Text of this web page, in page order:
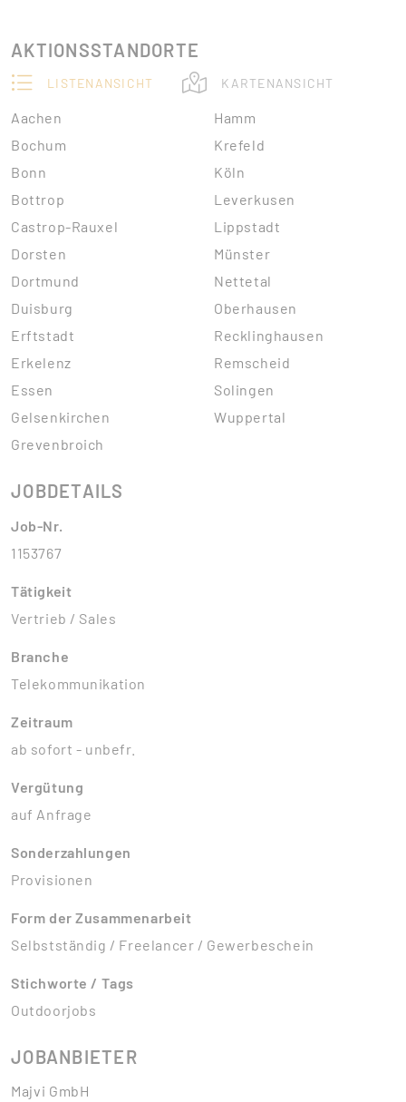
AKTIONSSTANDORTE
LISTENANSICHT KARTENANSICHT
Aachen
Bochum
Bonn
Bottrop
Castrop-Rauxel
Dorsten
Dortmund
Duisburg
Erftstadt
Erkelenz
Essen
Gelsenkirchen
Grevenbroich
Hamm
Krefeld
Köln
Leverkusen
Lippstadt
Münster
Nettetal
Oberhausen
Recklinghausen
Remscheid
Solingen
Wuppertal
JOBDETAILS
Job-Nr.
1153767
Tätigkeit
Vertrieb / Sales
Branche
Telekommunikation
Zeitraum
ab sofort - unbefr.
Vergütung
auf Anfrage
Sonderzahlungen
Provisionen
Form der Zusammenarbeit
Selbstständig / Freelancer / Gewerbeschein
Stichworte / Tags
Outdoorjobs
JOBANBIETER
Majvi GmbH